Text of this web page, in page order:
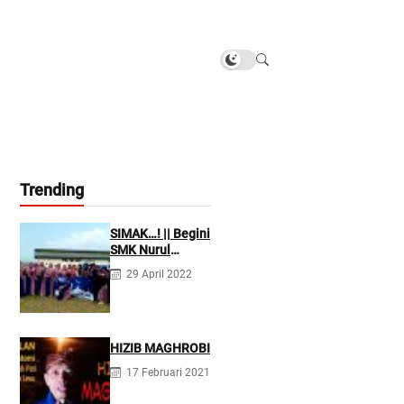
Trending
SIMAK…! || Begini
SMK Nurul
Firdaus
Mengarahkan
Kefarmasian
yang Profesional
29 April 2022
HIZIB MAGHROBI
17 Februari 2021